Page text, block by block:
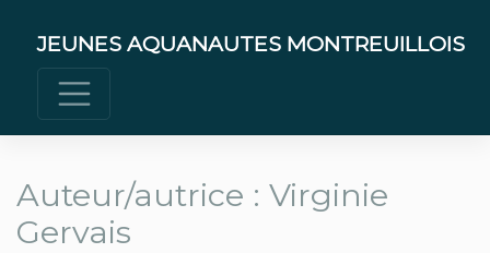
content
JEUNES AQUANAUTES MONTREUILLOIS
Auteur/autrice : Virginie
Gervais